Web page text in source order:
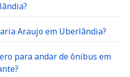
Araujo em Uberlândia?
para andar de ônibus em